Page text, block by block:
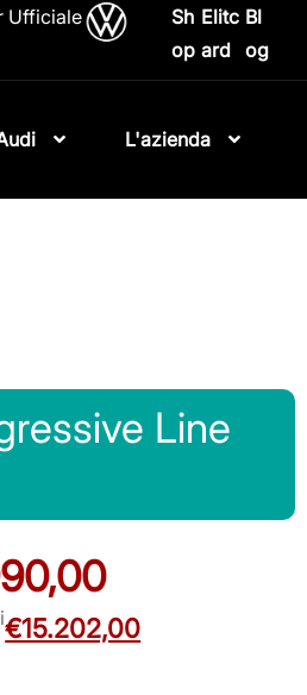
Ufficiale
Sh
op
Elitc
ard
Bl
og
L'azienda
Line
€15.202,00